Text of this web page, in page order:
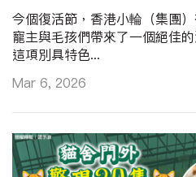
Mar 6, 2026
今個復活節，香港小輪（集團
寵主與毛孩們帶來了一個絕佳
這項別具特色...